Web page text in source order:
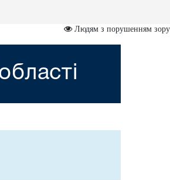
Людям з порушенням зору